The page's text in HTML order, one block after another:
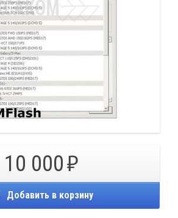
10 000
Добавить в корзину